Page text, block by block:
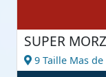
SUPER
9 Taille Mas